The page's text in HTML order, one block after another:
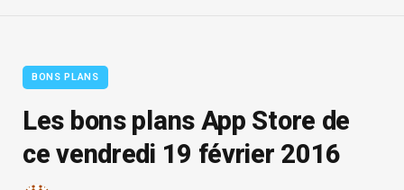
BONS PLANS
Les bons plans App Store de
ce vendredi 19 février 2016